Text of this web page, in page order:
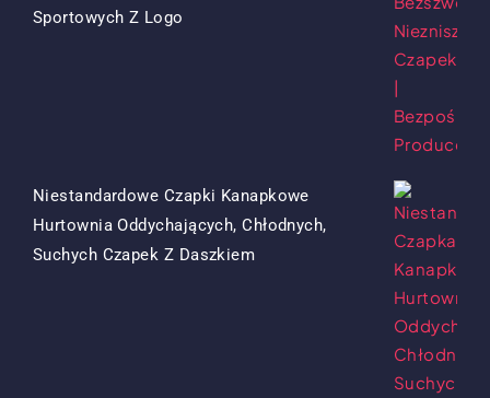
Sportowych Z Logo
Niestandardowe Czapki Kanapkowe
Hurtownia Oddychających, Chłodnych,
Suchych Czapek Z DaszkiemOryginalna
Obecna